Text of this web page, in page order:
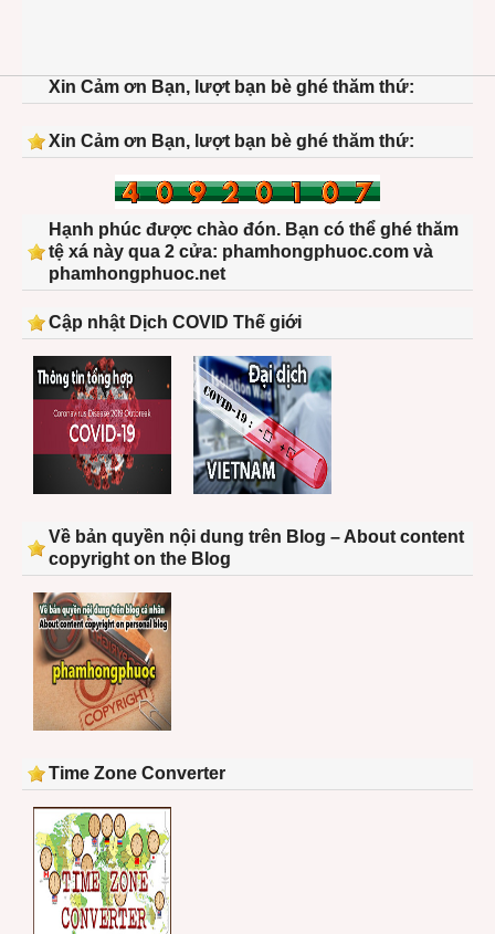
Xin Cảm ơn Bạn, lượt bạn bè ghé thăm thứ:
Xin Cảm ơn Bạn, lượt bạn bè ghé thăm thứ:
Hạnh phúc được chào đón. Bạn có thể ghé thăm
tệ xá này qua 2 cửa: phamhongphuoc.com và
phamhongphuoc.net
Cập nhật Dịch COVID Thế giới
Về bản quyền nội dung trên Blog – About content
copyright on the Blog
Time Zone Converter